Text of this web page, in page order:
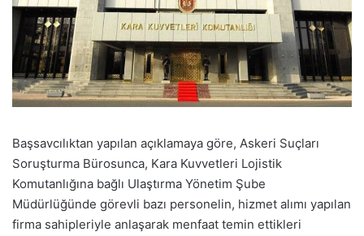
Başsavcılıktan yapılan açıklamaya göre, Askeri Suçları
Soruşturma Bürosunca, Kara Kuvvetleri Lojistik
Komutanlığına bağlı Ulaştırma Yönetim Şube
Müdürlüğünde görevli bazı personelin, hizmet alımı yapılan
firma sahipleriyle anlaşarak menfaat temin ettikleri